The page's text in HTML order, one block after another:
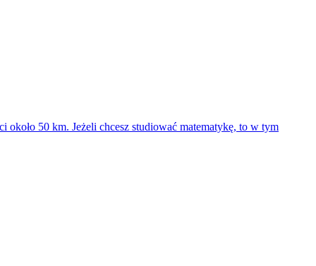
50 km. Jeżeli chcesz studiować matematykę, to w tym